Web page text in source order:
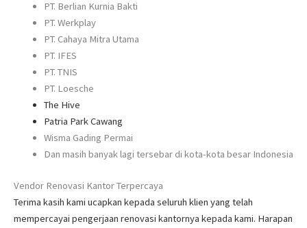
PT. Berlian Kurnia Bakti
PT. Werkplay
PT. Cahaya Mitra Utama
PT. IFES
PT. TNIS
PT. Loesche
The Hive
Patria Park Cawang
Wisma Gading Permai
Dan masih banyak lagi tersebar di kota-kota besar Indonesia
Vendor Renovasi Kantor Terpercaya
Terima kasih kami ucapkan kepada seluruh klien yang telah
mempercayai pengerjaan renovasi kantornya kepada kami. Harapan